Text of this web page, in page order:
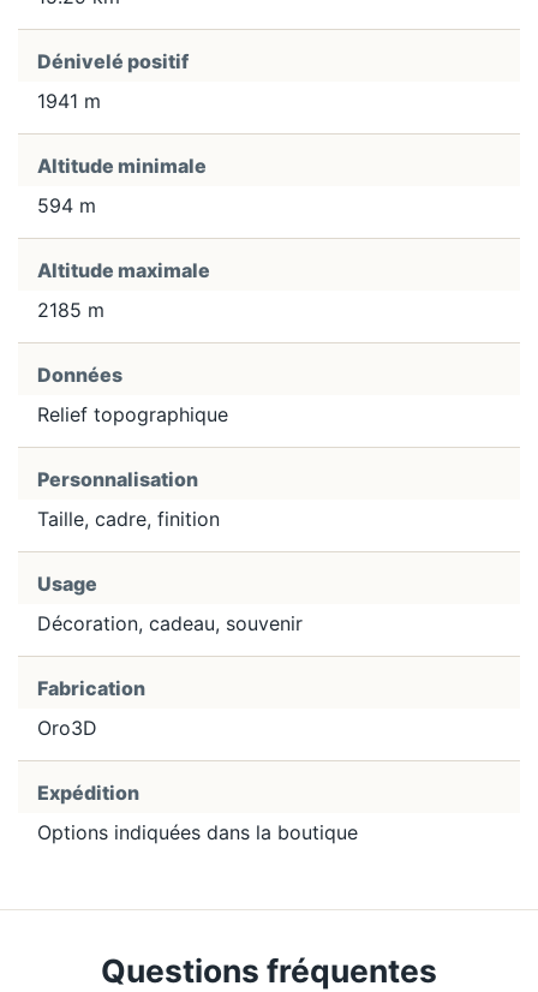
Dénivelé positif
1941 m
Altitude minimale
594 m
Altitude maximale
2185 m
Données
Relief topographique
Personnalisation
Taille, cadre, finition
Usage
Décoration, cadeau, souvenir
Fabrication
Oro3D
Expédition
Options indiquées dans la boutique
Questions fréquentes